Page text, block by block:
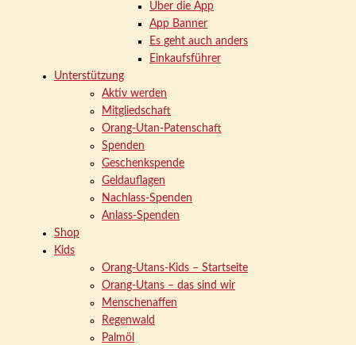
Über die App
App Banner
Es geht auch anders
Einkaufsführer
Unterstützung
Aktiv werden
Mitgliedschaft
Orang-Utan-Patenschaft
Spenden
Geschenkspende
Geldauflagen
Nachlass-Spenden
Anlass-Spenden
Shop
Kids
Orang-Utans-Kids – Startseite
Orang-Utans – das sind wir
Menschenaffen
Regenwald
Palmöl